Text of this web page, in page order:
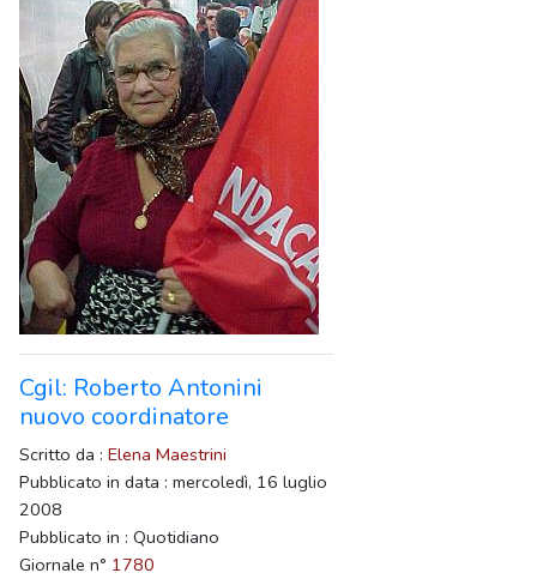
Cgil: Roberto Antonini
nuovo coordinatore
Scritto da : Elena Maestrini
Pubblicato in data : mercoledì, 16 luglio
2008
Pubblicato in : Quotidiano
Giornale n° 1780